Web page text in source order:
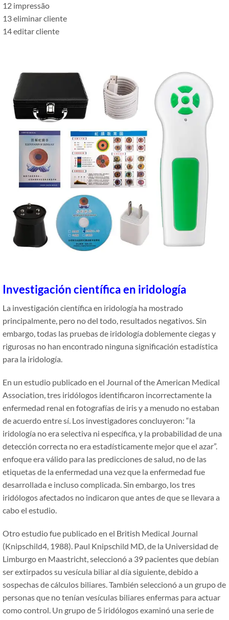
12 impressão
13 eliminar cliente
14 editar cliente
Investigación científica en iridología
La investigación científica en iridología ha mostrado
principalmente, pero no del todo, resultados negativos. Sin
embargo, todas las pruebas de iridología doblemente ciegas y
rigurosas no han encontrado ninguna significación estadística
para la iridología.
En un estudio publicado en el Journal of the American Medical
Association, tres iridólogos identificaron incorrectamente la
enfermedad renal en fotografías de iris y a menudo no estaban
de acuerdo entre sí. Los investigadores concluyeron: “la
iridología no era selectiva ni específica, y la probabilidad de una
detección correcta no era estadísticamente mejor que el azar”.
enfoque era válido para las predicciones de salud, no de las
etiquetas de la enfermedad una vez que la enfermedad fue
desarrollada e incluso complicada. Sin embargo, los tres
iridólogos afectados no indicaron que antes de que se llevara a
cabo el estudio.
Otro estudio fue publicado en el British Medical Journal
(Knipschild4, 1988). Paul Knipschild MD, de la Universidad de
Limburgo en Maastricht, seleccionó a 39 pacientes que debían
ser extirpados su vesícula biliar al día siguiente, debido a
sospechas de cálculos biliares. También seleccionó a un grupo de
personas que no tenían vesículas biliares enfermas para actuar
como control. Un grupo de 5 iridólogos examinó una serie de